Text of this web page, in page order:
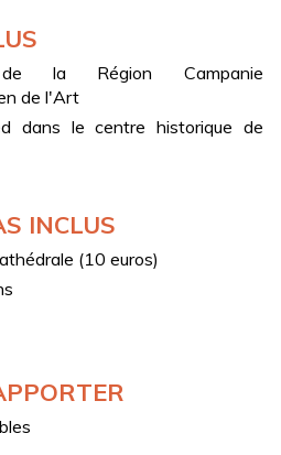
la Région Campanie
de l'Art
dans le centre historique de
INCLUS
(10 euros)